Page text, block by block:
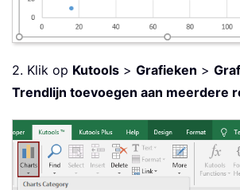
2. Klik op Kutools > Grafieken >
Trendlijn toevoegen aan meerdere